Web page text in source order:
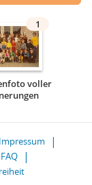
1
voller
Impressum
FAQ